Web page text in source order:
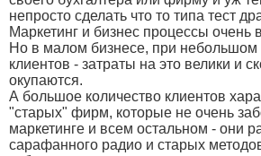
непросто сделать что то типа тест
Маркетинг и бизнес процессы очень
Но в малом бизнесе, при небольшом
клиентов - затраты на это велики и
окупаются.
А большое количество клиентов
"старых" фирм, которые не очень
маркетинге и всем остальном - они
сарафанного радио и старых